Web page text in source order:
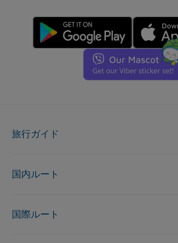
旅行ガイド
国内ルート
国際ルート